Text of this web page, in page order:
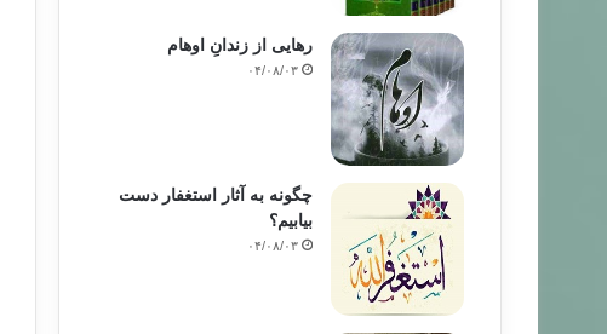
رهایی از زندانِ اوهام
۰۴/۰۸/۰۳
چگونه به آثار استغفار دست
بیابیم؟
۰۴/۰۸/۰۳